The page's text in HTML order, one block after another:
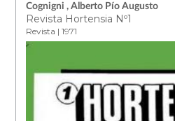
Cognigni , Alberto Pío Augusto
Revista Hortensia Nº1
Revista | 1971